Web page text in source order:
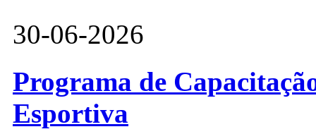
30-06-2026
Programa de
Esportiva